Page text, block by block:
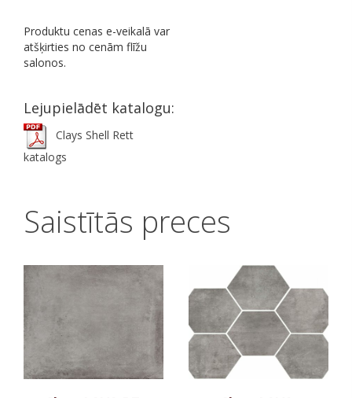
Produktu cenas e-veikalā var
atšķirties no cenām flīžu
salonos.
Lejupielādēt katalogu:
Clays Shell Rett
katalogs
Saistītās preces